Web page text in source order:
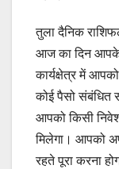
तुला दैनिक
आज का दिन आपके
कार्यक्षेत्र में
कोई पैसो संबंधित
आपको किसी
मिलेगा। आपको
रहते पूरा करना